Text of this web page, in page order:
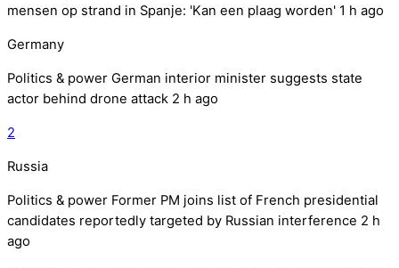
mensen op strand in Spanje: 'Kan een plaag worden' 1 h ago
Germany
Politics & power German interior minister suggests state
actor behind drone attack 2 h ago
2
Russia
Politics & power Former PM joins list of French presidential
candidates reportedly targeted by Russian interference 2 h
ago